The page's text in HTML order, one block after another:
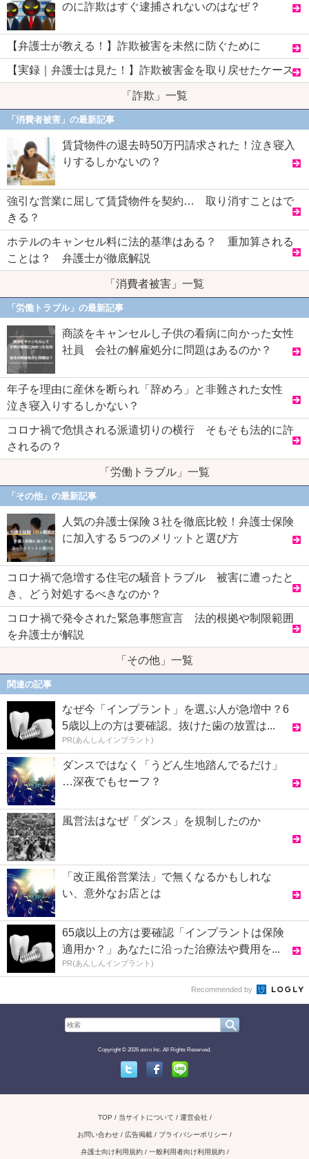
のに詐欺はすぐ逮捕されないのはなぜ？
【弁護士が教える！】詐欺被害を未然に防ぐために
【実録｜弁護士は見た！】詐欺被害金を取り戻せたケース
「詐欺」一覧
「消費者被害」の最新記事
賃貸物件の退去時50万円請求された！泣き寝入
りするしかないの？
強引な営業に屈して賃貸物件を契約… 取り消すことはで
きる？
ホテルのキャンセル料に法的基準はある？ 重加算される
ことは？ 弁護士が徹底解説
「消費者被害」一覧
「労働トラブル」の最新記事
商談をキャンセルし子供の看病に向かった女性
社員 会社の解雇処分に問題はあるのか？
年子を理由に産休を断られ「辞めろ」と非難された女性
泣き寝入りするしかない？
コロナ禍で危惧される派遣切りの横行 そもそも法的に許
されるの？
「労働トラブル」一覧
「その他」の最新記事
人気の弁護士保険３社を徹底比較！弁護士保険
に加入する５つのメリットと選び方
コロナ禍で急増する住宅の騒音トラブル 被害に遭ったと
き、どう対処するべきなのか？
コロナ禍で発令された緊急事態宣言 法的根拠や制限範囲
を弁護士が解説
「その他」一覧
関連の記事
なぜ今「インプラント」を選ぶ人が急増中？6
5歳以上の方は要確認。抜けた歯の放置は...
PR(あんしんインプラント)
ダンスではなく「うどん生地踏んでるだけ」
…深夜でもセーフ？
風営法はなぜ「ダンス」を規制したのか
「改正風俗営業法」で無くなるかもしれな
い、意外なお店とは
65歳以上の方は要確認「インプラントは保険
適用か？」あなたに沿った治療法や費用を...
PR(あんしんインプラント)
Recommended by
Copyright © 2026 asiro Inc. All Rights Reserved.
TOP 当サイトについて 運営会社
お問い合わせ / 広告掲載 プライバシーポリシー
弁護士向け利用規約 一般利用者向け利用規約